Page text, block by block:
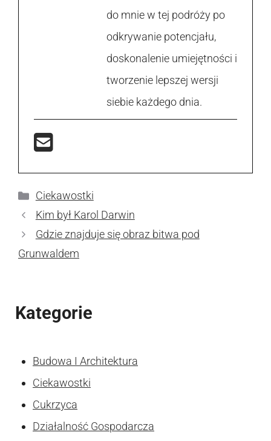
do mnie w tej podróży po
odkrywanie potencjału,
doskonalenie umiejętności i
tworzenie lepszej wersji
siebie każdego dnia.
Kategorie
Ciekawostki
Kim był Karol Darwin
Gdzie znajduje się obraz bitwa pod
Grunwaldem
Kategorie
Budowa I Architektura
Ciekawostki
Cukrzyca
Działalność Gospodarcza